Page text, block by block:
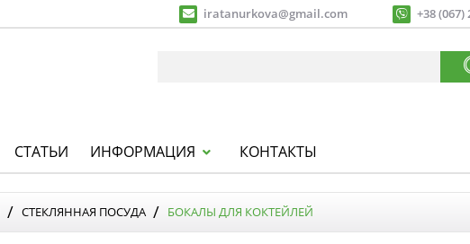
iratanurkova@gmail.com +38 (067)
СТАТЬИ ИНФОРМАЦИЯ КОНТАКТЫ
СТЕКЛЯННАЯ ПОСУДА БОКАЛЫ ДЛЯ КОКТЕЙЛЕЙ